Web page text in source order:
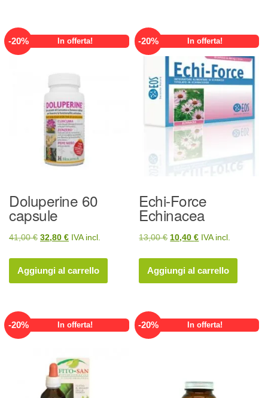
-20% In offerta!
Doluperine 60
capsule
41,00€ Il
originale
era:
32,80 €Il
attuale
è:
IVA incl.
Aggiungi al carrello
-20% In offerta!
Echi-Force
Echinacea
13,00€ Il
originale
era:
10,40€Il
attuale
è:
IVA incl.
Aggiungi al carrello
-20% In offerta! -20% In offerta!